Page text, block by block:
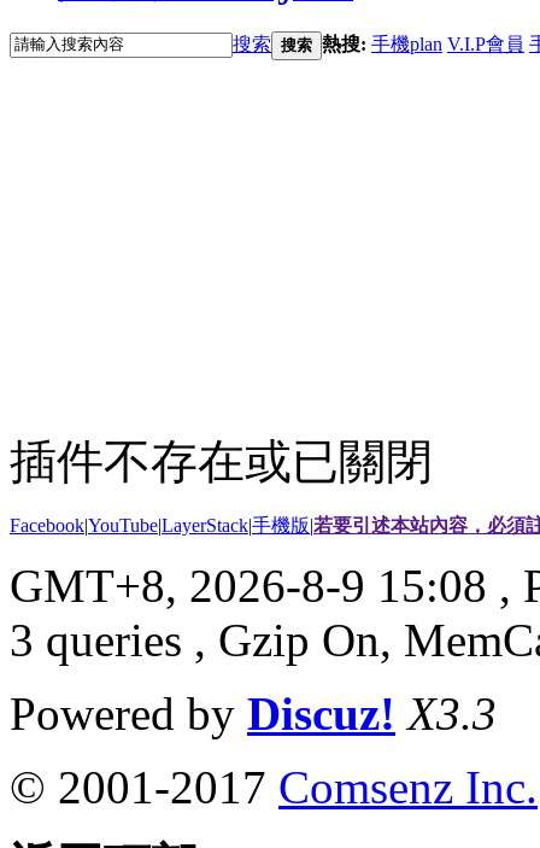
搜索 搜索 熱搜: 手機plan V.I.P會員
插件不存在或已關閉
Facebook|YouTube|LayerStack|手機版|若要引述本站內容，必須
GMT+8, 2026-8-9 15:08 ,
3 queries , Gzip On,
Powered by Discuz! X3.3
© 2001-2017 Comsenz Inc.